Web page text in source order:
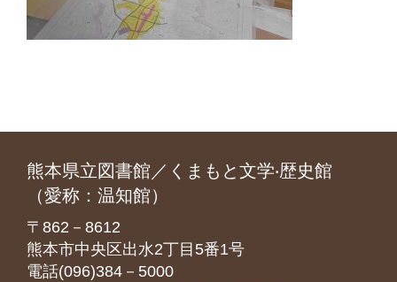
熊本県立図書館／くまもと文学‧歴史館
（愛称：温知館）
〒862－8612
熊本市中央区出水2丁目5番1号
電話(096)384－5000